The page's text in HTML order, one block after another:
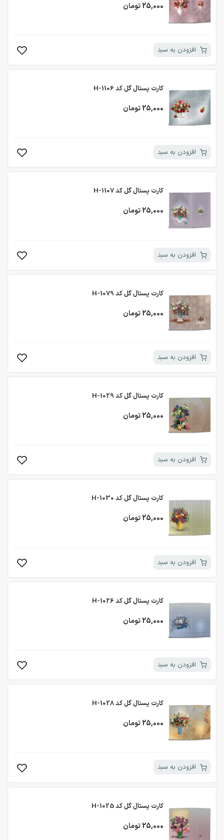
25,000 تومان
افزودن به سبد
کارت پستال گل کد H-1106
25,000 تومان
افزودن به سبد
کارت پستال گل کد H-1107
25,000 تومان
افزودن به سبد
کارت پستال گل کد H-1079
25,000 تومان
افزودن به سبد
کارت پستال گل کد H-1029
25,000 تومان
افزودن به سبد
کارت پستال گل کد H-1030
25,000 تومان
افزودن به سبد
کارت پستال گل کد H-1026
25,000 تومان
افزودن به سبد
کارت پستال گل کد H-1028
25,000 تومان
افزودن به سبد
کارت پستال گل کد H-1025
25,000 تومان